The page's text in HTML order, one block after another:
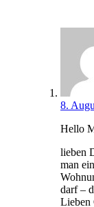
8.
Hello
lieben
man
darf –
Lieben